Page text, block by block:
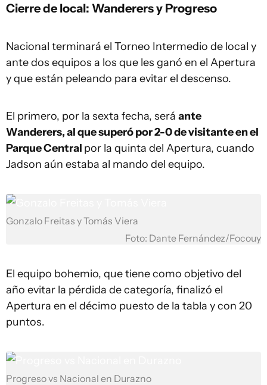
Cierre de local: Wanderers y Progreso
Nacional terminará el Torneo Intermedio de local y
ante dos equipos a los que les ganó en el Apertura
y que están peleando para evitar el descenso.
El primero, por la sexta fecha, será ante
Wanderers, al que superó por 2-0 de visitante en el
Parque Central por la quinta del Apertura, cuando
Jadson aún estaba al mando del equipo.
Gonzalo Freitas y Tomás Viera
Foto: Dante Fernández/Focouy
El equipo bohemio, que tiene como objetivo del
año evitar la pérdida de categoría, finalizó el
Apertura en el décimo puesto de la tabla y con 20
puntos.
Progreso vs Nacional en Durazno